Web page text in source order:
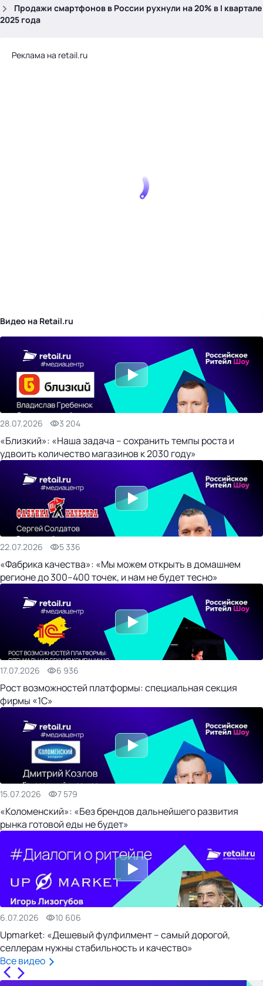
Продажи смартфонов в России рухнули на 20% в I квартале
2025 года
Реклама на retail.ru
Видео на Retail.ru
28.07.2026 3 204
«Близкий»: «Наша задача – сохранить темпы роста и
удвоить количество магазинов к 2030 году»
22.07.2026 5 336
«Фабрика качества»: «Мы можем открыть в домашнем
регионе до 300–400 точек, и нам не будет тесно»
17.07.2026 6 936
Рост возможностей платформы: специальная секция
фирмы «1С»
15.07.2026 7 579
«Коломенский»: «Без брендов дальнейшего развития
рынка готовой еды не будет»
6.07.2026 10 606
Upmarket: «Дешевый фулфилмент – самый дорогой,
селлерам нужны стабильность и качество»
Все видео